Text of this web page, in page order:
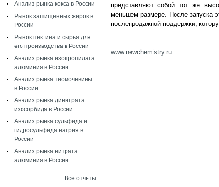
Анализ рынка кокса в России
Рынок защищенных жиров в
России
Рынок пектина и сырья для
его производства в России
Анализ рынка изопропилата
алюминия в России
Анализ рынка тиомочевины
в России
Анализ рынка динитрата
изосорбида в России
Анализ рынка сульфида и
гидросульфида натрия в
России
Анализ рынка нитрата
алюминия в России
Все отчеты
представляют собой тот же
меньшем размере. После запуска
послепродажной поддержки,
www.newchemistry.ru